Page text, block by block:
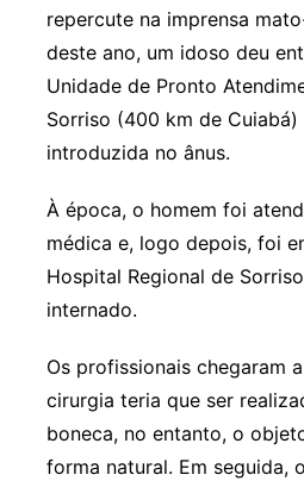
repercute na imprensa
deste ano, um idoso deu
Unidade de Pronto
Sorriso (400 km de
introduzida no ânus.
À época, o homem foi
médica e, logo depois, foi
Hospital Regional de
internado.
Os profissionais chegaram
cirurgia teria que ser
boneca, no entanto, o
forma natural. Em seguida,